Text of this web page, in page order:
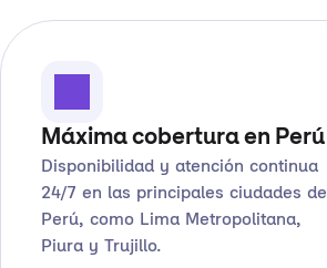
Máxima cobertura en Perú
Disponibilidad y atención continua
24/7 en las principales ciudades de
Perú, como Lima Metropolitana,
Piura y Trujillo.